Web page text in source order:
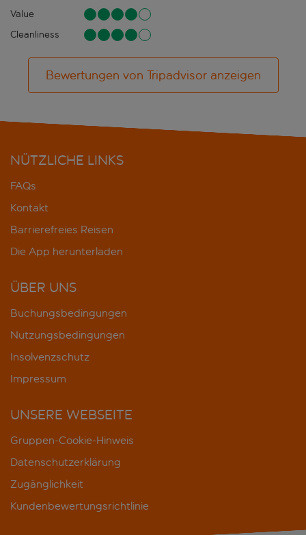
Value
Cleanliness
Bewertungen von Tripadvisor anzeigen
NÜTZLICHE LINKS
FAQs
Kontakt
Barrierefreies Reisen
Die App herunterladen
ÜBER UNS
Buchungsbedingungen
Nutzungsbedingungen
Insolvenzschutz
Impressum
UNSERE WEBSEITE
Gruppen-Cookie-Hinweis
Datenschutzerklärung
Zugänglichkeit
Kundenbewertungsrichtlinie